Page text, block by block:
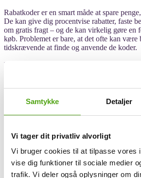
Samtykke Detaljer
Vi tager dit privatliv alvorligt
Vi bruger cookies til at tilpasse vores
vise dig funktioner til sociale medier
trafik. Vi deler også oplysninger om
Rabatkoder er en smart måde at spare
De kan give dig procentvise rabatter, faste
om gratis fragt – og de kan virkelig gøre en
køb. Problemet er bare, at det ofte kan
tidskrævende at finde og anvende de koder.
Men nu kan du lade Savier overtage og gøre
til en leg, mens du shopper hos
for at finde de bedste rabatkoder for dig –
alle tilgængelige koder i realtid og anvender
kode, der giver dig den største besparelse,
assistenten går i gang med det samme med
anvender Savier øjeblikkeligt koden under
altså for bøvlet med ugyldige koder eller
samme kode igen og igen for at se, hvor du